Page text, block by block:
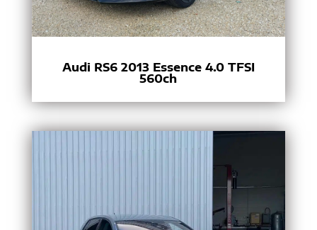
Audi RS6 2013 Essence 4.0 TFSI
560ch